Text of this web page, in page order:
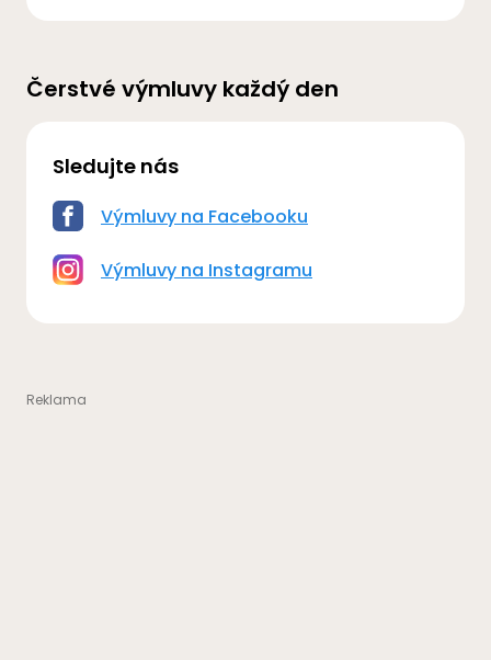
Čerstvé výmluvy každý den
Sledujte nás
Výmluvy na Facebooku
Výmluvy na Instagramu